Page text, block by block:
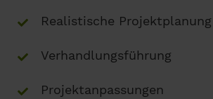
Realistische Projektplanung
Verhandlungsführung
Projektanpassungen